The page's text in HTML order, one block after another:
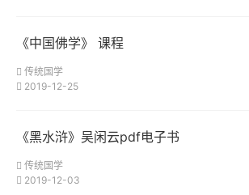
《中国佛学》 课程
传统国学
2019-12-25
《黑水浒》吴闲云pdf电子书
传统国学
2019-12-03